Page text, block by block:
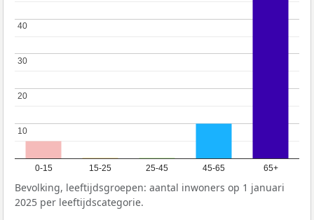
0-15 15-25 25-45 45-65 65+
10
10
20
20
30
30
40
40
Bevolking, leeftijdsgroepen: aantal inwoners op 1 januari
2025 per leeftijdscategorie.